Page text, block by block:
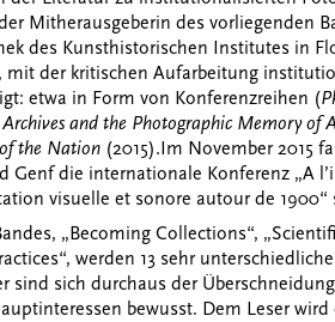
Mitherausgeberin des vorliegenden
des Kunsthistorischen Institutes in
mit der kritischen Aufarbeitung
etwa in Form von Konferenzreihen (
and the Photographic Memory of
the Nation (2015). Im November 2015
Genf die internationale Konferenz „A
visuelle et sonore autour de 1900“
„Becoming Collections“,
werden 13 sehr
sind sich durchaus der
bewusst. Dem Leser